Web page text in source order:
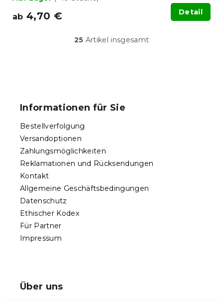
ab 4,70 € Detail
S
l
e
e
25 Artikel insgesamt
Informationen für Sie
Bestellverfolgung
Versandoptionen
Zahlungsmöglichkeiten
Reklamationen und Rücksendungen
Kontakt
Allgemeine Geschäftsbedingungen
Datenschutz
Ethischer Kodex
Für Partner
Impressum
Über uns